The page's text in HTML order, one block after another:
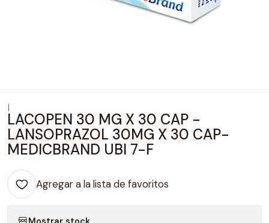
LACOPEN 30 MG X 30 CAP -
LANSOPRAZOL 30MG X 30 CAP-
MEDICBRAND UBI 7-F
Agregar a la lista de favoritos